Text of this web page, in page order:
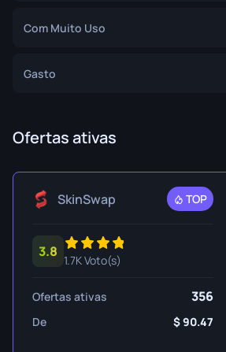
Com Muito Uso
Gasto
Ofertas ativas
SkinSwap TOP
3.8
1.7K Voto(s)
Ofertas ativas 356
De 90.47